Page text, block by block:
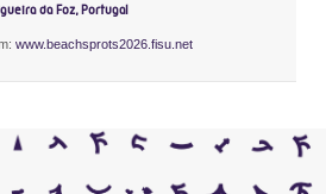
da Foz, Portugal
www.beachsprots2026.fisu.net